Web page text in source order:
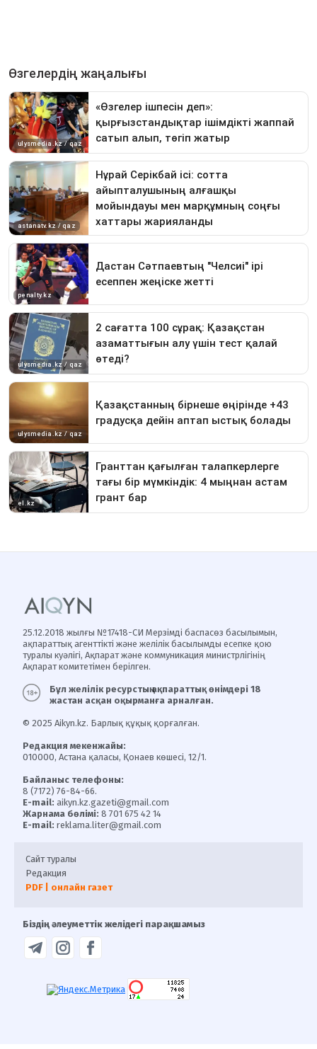
25.12.2018 жылғы №17418-СИ Мерзімді баспасөз басылымын,
ақпараттық агенттікті және желілік басылымды есепке қою
туралы куәлігі, Ақпарат және коммуникация министрлігінің
Ақпарат комитетімен берілген.
Бұл желілік ресурстың ақпараттық өнімдері 18
жастан асқан оқырманға арналған.
© 2025 Aikyn.kz. Барлық құқық қорғалған.
Редакция мекенжайы:
010000, Астана қаласы, Қонаев көшесі, 12/1.
Байланыс телефоны:
8 (7172) 76-84-66.
E-mail: aikyn.kz.gazeti@gmail.com
Жарнама бөлімі: 8 701 675 42 14
E-mail: reklama.liter@gmail.com
Сайт туралы
Редакция
PDF | онлайн газет
Біздің әлеуметтік желідегі парақшамыз